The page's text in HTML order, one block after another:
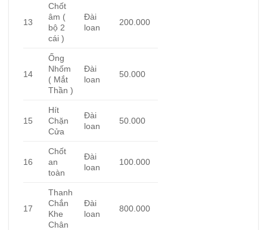
13
Chốt
âm (
bộ 2
cái )
Đài
loan
200.000
14
Ống
Nhốm
( Mắt
Thần )
Đài
loan
50.000
15
Hít
Chặn
Cửa
Đài
loan
50.000
16
Chốt
an
toàn
Đài
loan
100.000
17
Thanh
Chắn
Khe
Chân
Đài
loan
800.000